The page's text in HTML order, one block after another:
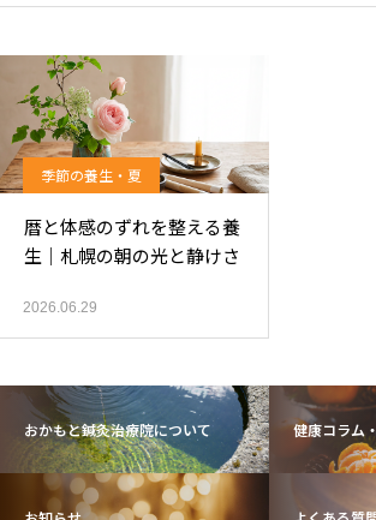
季節の養生・夏
暦と体感のずれを整える養
生｜札幌の朝の光と静けさ
2026.06.29
おかもと鍼灸治療院について 健康コラム